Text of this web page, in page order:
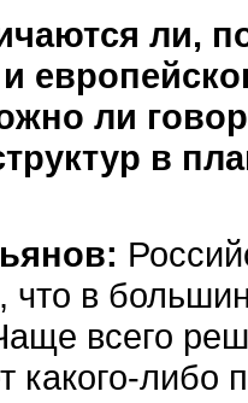
ли,
и
ли
в
в
всего
какого-либо